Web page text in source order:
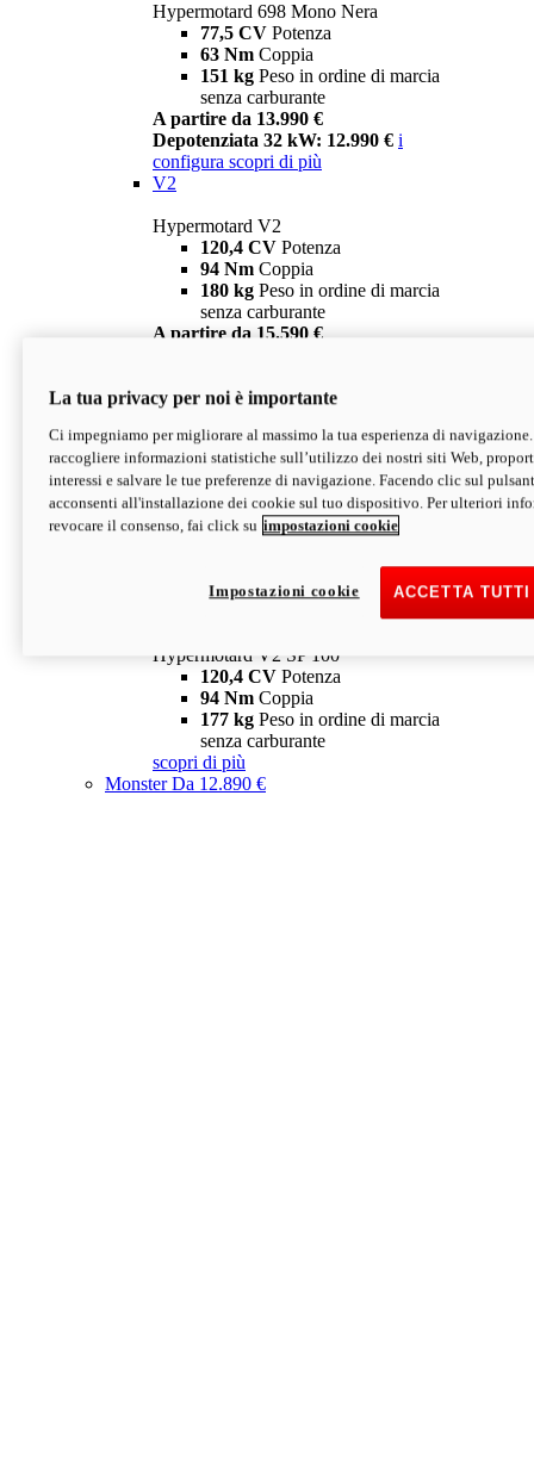
Hypermotard 698 Mono Nera
77,5 CV Potenza
63 Nm Coppia
151 kg Peso in ordine di marcia
senza carburante
A partire da 13.990 €
Depotenziata 32 kW: 12.990 € i
configura scopri di più
V2
Hypermotard V2
120,4 CV Potenza
94 Nm Coppia
180 kg Peso in ordine di marcia
senza carburante
A partire da 15.590 €
V2 SP
Hypermotard V2 SP
120,4 CVPotenza
94 NmCoppia
177 kgPeso in ordine di marcia
senza carburante
Depotenziata 35 kW: 18.890 € i
configura scopri di più
Hypermotard V2 SP 100
120,4 CV Potenza
94 Nm Coppia
177 kg Peso in ordine di marcia
senza carburante
scopri di più
MonsterDa 12.890 €
La tua privacy per noi è importante
Ci impegniamo per migliorare al massimo la tua esperienza di
raccogliere informazioni statistiche sull’utilizzo dei nostri siti Web,
interessi e salvare le tue preferenze di navigazione. Facendo clic sul
acconsenti all'installazione dei cookie sul tuo dispositivo. Per ulteriori
revocare il consenso, fai click su impostazioni cookie
ACCETTA
Impostazioni cookie